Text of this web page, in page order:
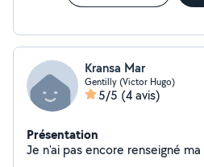
Kransa Mar
Gentilly (Victor Hugo)
5/5 (4 avis)
Présentation